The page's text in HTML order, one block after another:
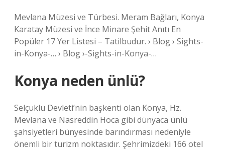
Mevlana Müzesi ve Türbesi. Meram Bağları, Konya
Karatay Müzesi ve İnce Minare Şehit Anıtı En
Popüler 17 Yer Listesi – Tatilbudur. › Blog › Sights-
in-Konya-… › Blog ›-Sights-in-Konya-…
Konya neden ünlü?
Selçuklu Devleti’nin başkenti olan Konya, Hz.
Mevlana ve Nasreddin Hoca gibi dünyaca ünlü
şahsiyetleri bünyesinde barındırması nedeniyle
önemli bir turizm noktasıdır. Şehrimizdeki 166 otel